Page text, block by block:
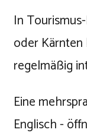
In
oder
regelmäßig
Eine
Englisch -